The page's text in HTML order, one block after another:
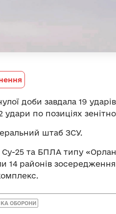
доби завдала 19
по позиціях
штаб ЗСУ.
25 та БПЛА типу
14 районів
ОБОРОНИ